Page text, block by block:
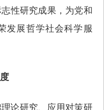
性研究成果，为党和
发展哲学社会科学服
论研究、应用对策研